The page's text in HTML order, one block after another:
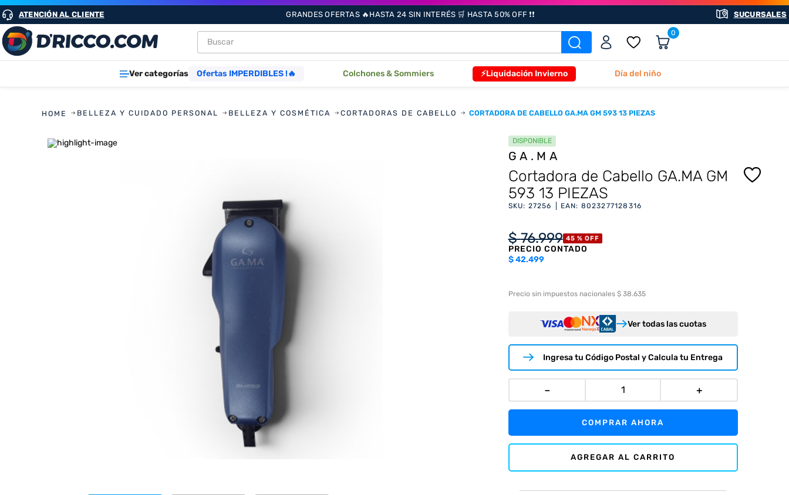
ATENCIÓN AL CLIENTE GRANDES OFERTAS 🔥HASTA 24 SIN INTERÉS 🛒 HASTA 50% OFF ❗❗ SUCURSALES
Buscar 0
Ver categorías Ofertas IMPERDIBLES !🔥 Colchones & Sommiers ⚡Liquidación Invierno Día del niño
BELLEZA Y CUIDADO PERSONAL BELLEZA Y COSMÉTICA CORTADORAS DE CABELLO CORTADORA DE CABELLO GA.MA GM 593 13 PIEZAS
DISPONIBLE
GA.MA
Cortadora de Cabello GA.MA GM
593 13 PIEZAS
SKU: 27256 EAN: 8023277128316
$ 76.999 45 % OFF
PRECIO CONTADO
$42.499
Precio sin impuestos nacionales $ 38.635
Ver todas las cuotas
Ingresa tu Código Postal y Calcula tu Entrega
＋
－
COMPRAR AHORA
AGREGAR AL CARRITO
TÉRMINOS MÁS BUSCADOS
1. heladeras
heladera
termotanque
9. freidora aire
10